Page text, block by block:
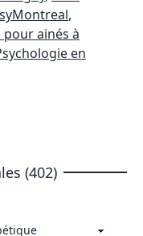
,
pour ainés à
en
(402)